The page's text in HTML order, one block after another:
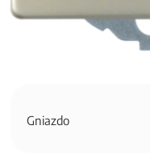
Gniazdo